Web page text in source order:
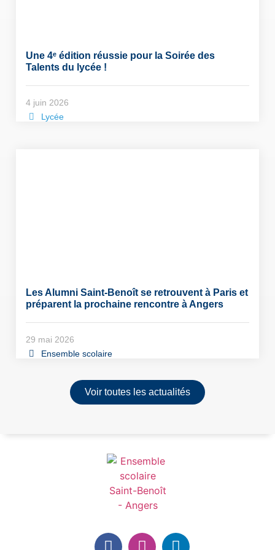
Une 4ᵉ édition réussie pour la Soirée des
Talents du lycée !
4 juin 2026
Lycée
Les Alumni Saint-Benoît se retrouvent à Paris et
préparent la prochaine rencontre à Angers
29 mai 2026
Ensemble scolaire
Voir toutes les actualités